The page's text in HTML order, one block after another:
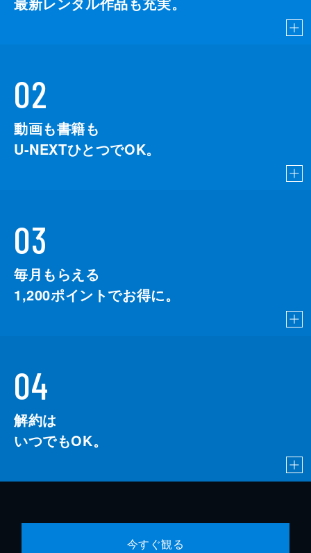
02
動画も書籍も
U-NEXTひとつでOK。
03
毎月もらえる
1,200ポイントでお得に。
04
解約は
いつでもOK。
今すぐ観る